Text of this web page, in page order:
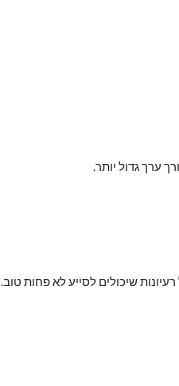
ערך גדול יותר.
שיכולים לסייע לא פחות טוב.